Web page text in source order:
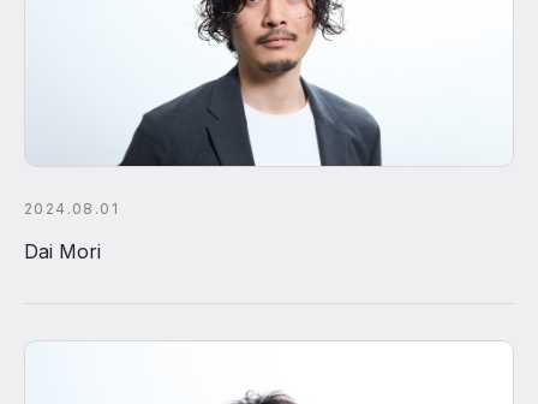
2024.08.01
Dai Mori